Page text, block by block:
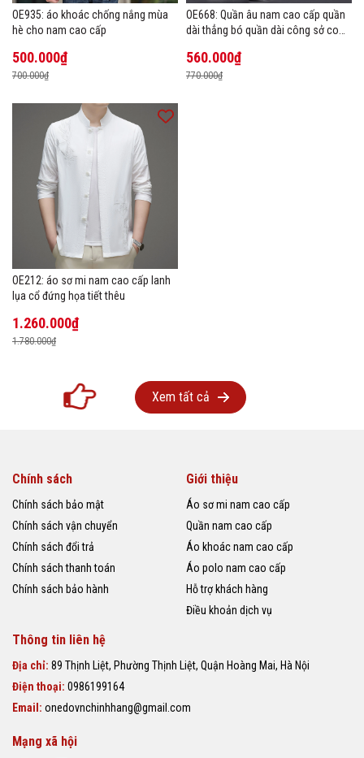
OE935: áo khoác chống nắng mùa
hè cho nam cao cấp
500.000₫
700.000₫
OE668: Quần âu nam cao cấp quần
dài thẳng bó quần dài công sở co
560.000₫
770.000₫
OE212: áo sơ mi nam cao cấp lanh
lụa cổ đứng họa tiết thêu
1.260.000₫
1.780.000₫
Xem tất cả
Chính sách
Chính sách bảo mật
Chính sách vận chuyển
Chính sách đổi trả
Chính sách thanh toán
Chính sách bảo hành
Giới thiệu
Áo sơ mi nam cao cấp
Quần nam cao cấp
Áo khoác nam cao cấp
Áo polo nam cao cấp
Hỗ trợ khách hàng
Điều khoản dịch vụ
Thông tin liên hệ
Địa chỉ: 89 Thịnh Liệt, Phường Thịnh Liệt, Quận Hoàng Mai, Hà Nội
Điện thoại: 0986199164
Email: onedovnchinhhang@gmail.com
Mạng xã hội